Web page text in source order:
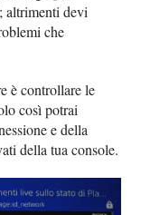
altrimenti devi
che
è controllare le
così potrai
e della
della tua console.